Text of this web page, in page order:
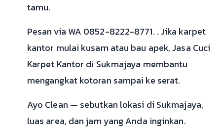
tamu.
Pesan via WA 0852-8222-8771. . Jika karpet
kantor mulai kusam atau bau apek, Jasa Cuci
Karpet Kantor di Sukmajaya membantu
mengangkat kotoran sampai ke serat.
Ayo Clean — sebutkan lokasi di Sukmajaya,
luas area, dan jam yang Anda inginkan.